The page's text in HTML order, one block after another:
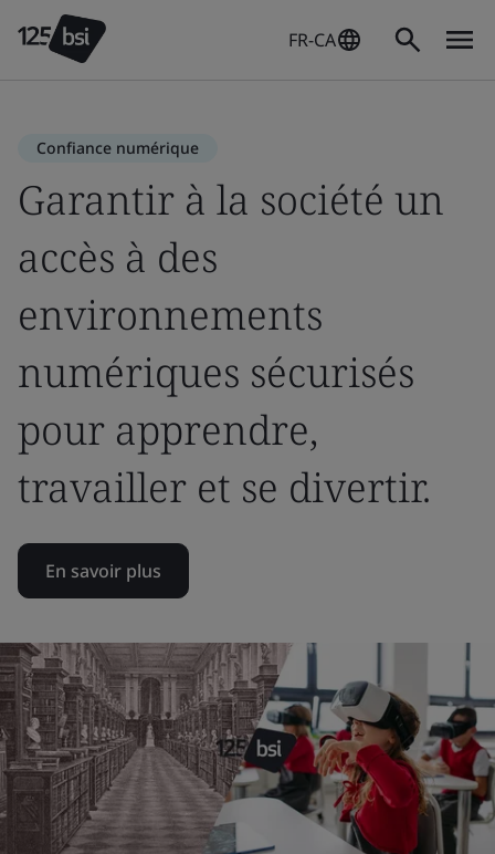
FR-CA
Confiance numérique
Garantir à la société un
accès à des
environnements
numériques sécurisés
pour apprendre,
travailler et se divertir.
En savoir plus